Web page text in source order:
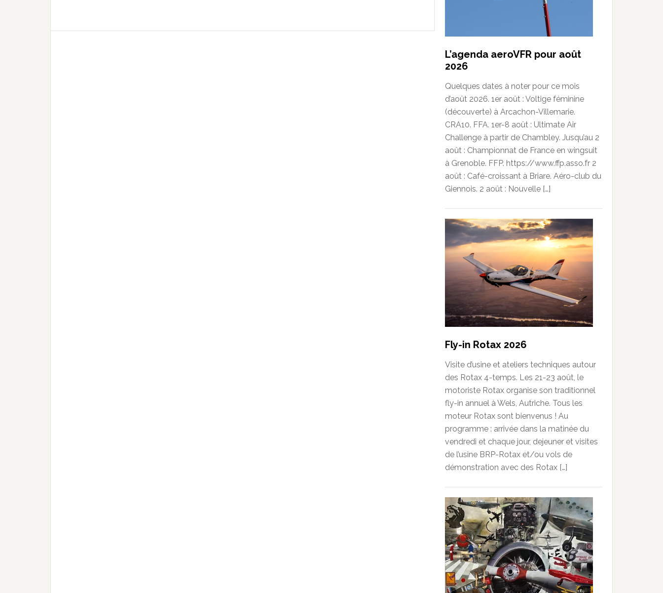
L’agenda aeroVFR pour août
2026
Quelques dates à noter pour ce mois
d’août 2026. 1er août : Voltige féminine
(découverte) à Arcachon-Villemarie.
CRA10. FFA. 1er-8 août : Ultimate Air
Challenge à partir de Chambley. Jusqu’au 2
août : Championnat de France en wingsuit
à Grenoble. FFP. https://www.ffp.asso.fr 2
août : Café-croissant à Briare. Aéro-club du
Giennois. 2 août : Nouvelle […]
Fly-in Rotax 2026
Visite d’usine et ateliers techniques autour
des Rotax 4-temps. Les 21-23 août, le
motoriste Rotax organise son traditionnel
fly-in annuel à Wels, Autriche. Tous les
moteur Rotax sont bienvenus ! Au
programme : arrivée dans la matinée du
vendredi et chaque jour, dejeuner et visites
de l’usine BRP-Rotax et/ou vols de
démonstration avec des Rotax […]